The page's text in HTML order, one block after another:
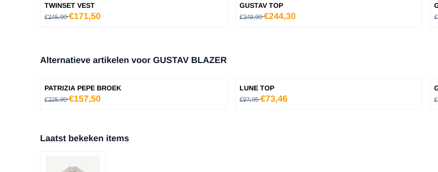
TWINSET VEST
Van 245,00 voor 171,50
€245,00€171,50
GUSTAV TOP
Van 349,00 voor 244,30
€349,00€244,30
Alternatieve artikelen voor GUSTAV BLAZER
PATRIZIA PEPE BROEK
Van 225,00 voor 157,50
€225,00€157,50
LUNE TOP
Van 97,95 voor 73,46
€97,95€73,46
Laatst bekeken items